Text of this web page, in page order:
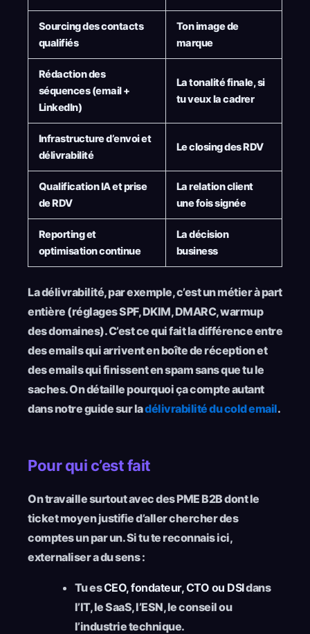
Sourcing des contacts
qualifiés
Ton image de
marque
Rédaction des
séquences (email +
LinkedIn)
La tonalité finale, si
tu veux la cadrer
Infrastructure d’envoi et
délivrabilité
Le closing des RDV
Qualification IA et prise
de RDV
La relation client
une fois signée
Reporting et
optimisation continue
La décision
business
La délivrabilité, par exemple, c’est un métier à part
entière (réglages SPF, DKIM, DMARC, warmup
des domaines). C’est ce qui fait la différence entre
des emails qui arrivent en boîte de réception et
des emails qui finissent en spam sans que tu le
saches. On détaille pourquoi ça compte autant
dans notre guide sur ladélivrabilité du cold email.
Pour qui c’est fait
On travaille surtout avec des PME B2B dont le
ticket moyen justifie d’aller chercher des
comptes un par un. Si tu te reconnais ici,
externaliser a du sens :
Tu esCEO, fondateur, CTO ou DSIdans
l’IT, le SaaS, l’ESN, le conseil ou
l’industrie technique.